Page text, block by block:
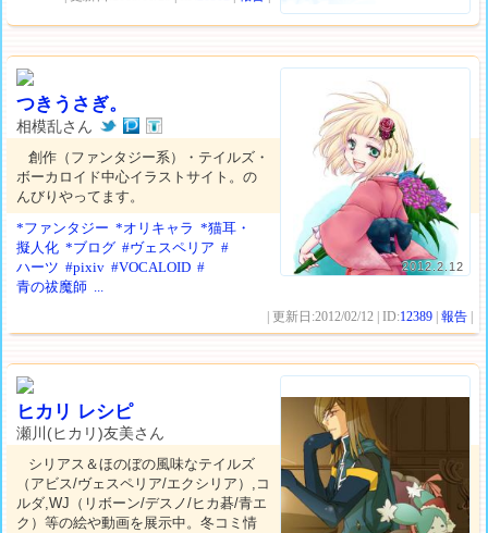
2012.2.12
つきうさぎ。
相模乱さん
創作（ファンタジー系）・テイルズ・
ボーカロイド中心イラストサイト。の
んびりやってます。
*ファンタジー *オリキャラ *猫耳・
擬人化 *ブログ #ヴェスペリア #
ハーツ #pixiv #VOCALOID #
青の祓魔師 ...
| 更新日:2012/02/12 | ID:12389 |報告
ヒカリ レシピ
瀬川(ヒカリ)友美さん
シリアス＆ほのぼの風味なテイルズ
（アビス/ヴェスペリア/エクシリア）,コ
ルダ,WJ（リボーン/デスノ/ヒカ碁/青エ
ク）等の絵や動画を展示中。冬コミ情